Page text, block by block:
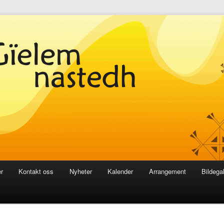
Kontakt oss Nyheter Kalender Arrangement